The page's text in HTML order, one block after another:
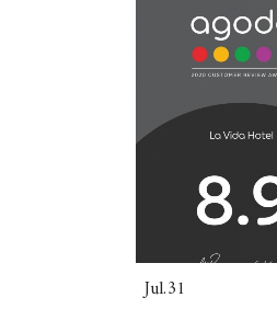
Jul.31